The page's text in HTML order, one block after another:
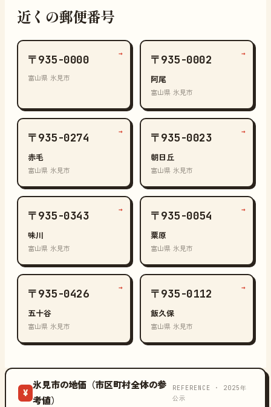
近くの郵便番号
〒935-0000
富山県 氷見市
→ 〒935-0002
阿尾
富山県 氷見市
→
〒935-0274
赤毛
富山県 氷見市
→ 〒935-0023
朝日丘
富山県 氷見市
→
〒935-0343
味川
富山県 氷見市
→ 〒935-0054
粟原
富山県 氷見市
→
〒935-0426
五十谷
富山県 氷見市
→ 〒935-0112
飯久保
富山県 氷見市
→
¥
氷見市の地価（市区町村全体の参
考値）
REFERENCE · 2025年
公示